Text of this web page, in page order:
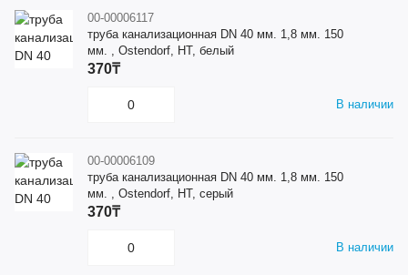
00-00006117
труба канализационная DN 40 мм. 1,8 мм. 150
мм. , Ostendorf, HT, белый
В наличии
370₸
00-00006109
труба канализационная DN 40 мм. 1,8 мм. 150
мм. , Ostendorf, HT, серый
В наличии
370₸